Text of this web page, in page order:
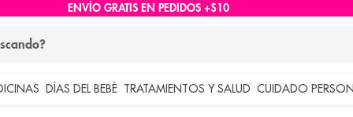
ENVÍO GRATIS EN PEDIDOS +$10
DÍAS DEL BEBÉ TRATAMIENTOS Y SALUD CUIDADO
buscados